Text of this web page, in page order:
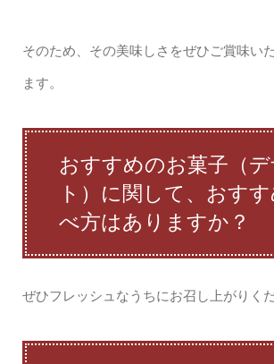
そのため、その美味しさをぜひご賞味い
ます。
おすすめのお菓子（デ
ト）に関して、おす
べ方はありますか？
ぜひフレッシュなうちにお召し上がりくだ